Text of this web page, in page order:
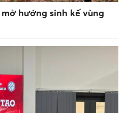
hướng sinh kế vùng